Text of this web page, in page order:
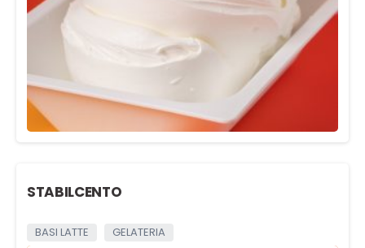
STABILCENTO
BASI LATTE GELATERIA